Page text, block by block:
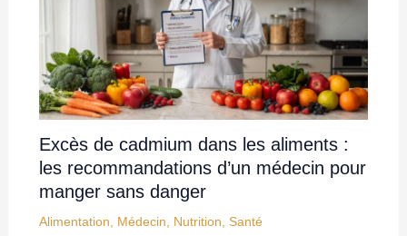
Excès de cadmium dans les aliments :
les recommandations d’un médecin pour
manger sans danger
Alimentation Médecin Nutrition Santé